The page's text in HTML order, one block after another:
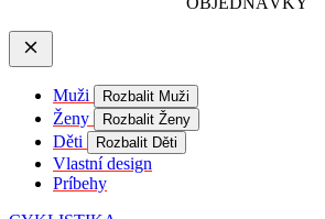
Muži Rozbalit Muži
Ženy Rozbalit Ženy
Děti Rozbalit Děti
Vlastní design
Príbehy